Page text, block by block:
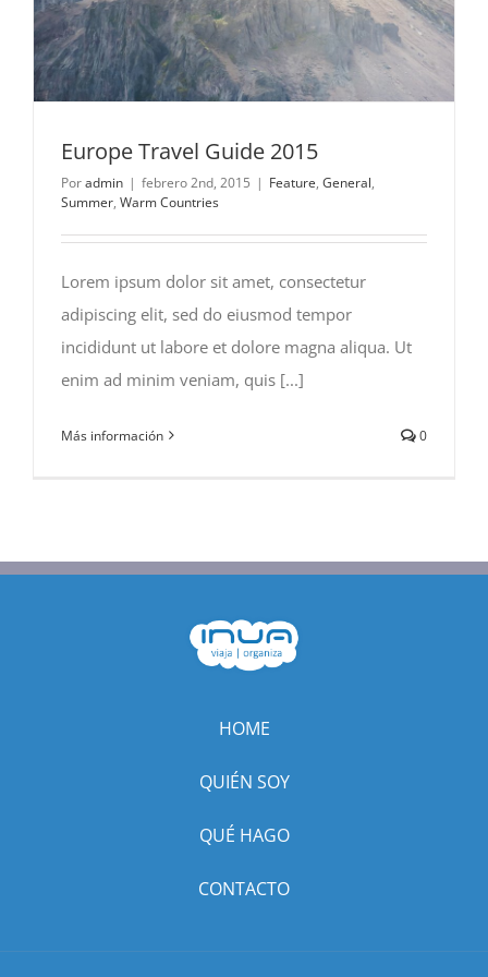
Europe Travel Guide 2015
Poradmin | febrero 2nd, 2015 | Feature, General,
Summer, Warm Countries
Lorem ipsum dolor sit amet, consectetur
adipiscing elit, sed do eiusmod tempor
incididunt ut labore et dolore magna aliqua. Ut
enim ad minim veniam, quis [...]
Más información 0
HOME
QUIÉN SOY
QUÉ HAGO
CONTACTO